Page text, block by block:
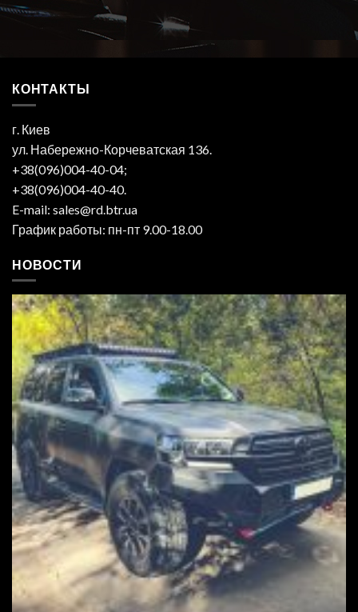
КОНТАКТЫ
г. Киев
ул. Набережно-Корчеватская 136.
+38(096)004-40-04;
+38(096)004-40-40.
E-mail: sales@rd.btr.ua
График работы: пн-пт 9.00-18.00
НОВОСТИ